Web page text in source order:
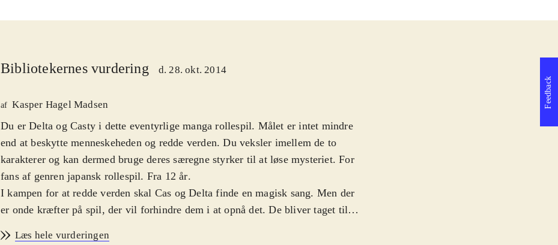
Bibliotekernes vurdering d. 28. okt. 2014
af Kasper Hagel Madsen
Du er Delta og Casty i dette eventyrlige manga rollespil. Målet er intet mindre
end at beskytte menneskeheden og redde verden. Du veksler imellem de to
karakterer og kan dermed bruge deres særegne styrker til at løse mysteriet. For
fans af genren japansk rollespil. Fra 12 år.
I kampen for at redde verden skal Cas og Delta finde en magisk sang. Men der
er onde kræfter på spil, der vil forhindre dem i at opnå det. De bliver taget til
Læs hele vurderingen
Feedback